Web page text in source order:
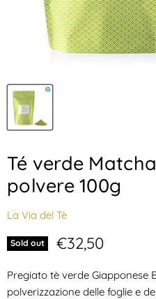
Té verde
polvere 100g
La Via del Tè
Sold out Prezzo attuale
€32,50
Pregiato tè verde Giapponese
polverizzazione delle foglie e